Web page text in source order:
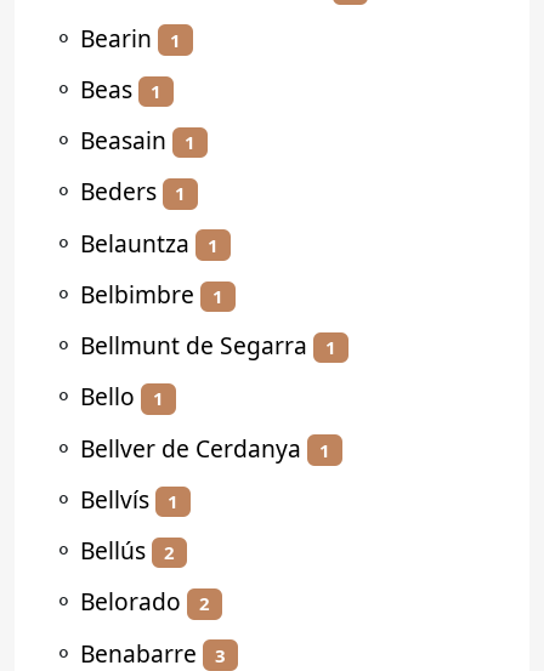
⚬ Bearin 1
⚬ Beas 1
⚬ Beasain 1
⚬ Beders 1
⚬ Belauntza 1
⚬ Belbimbre 1
⚬ Bellmunt de Segarra 1
⚬ Bello 1
⚬ Bellver de Cerdanya 1
⚬ Bellvís 1
⚬ Bellús 2
⚬ Belorado 2
⚬ Benabarre 3